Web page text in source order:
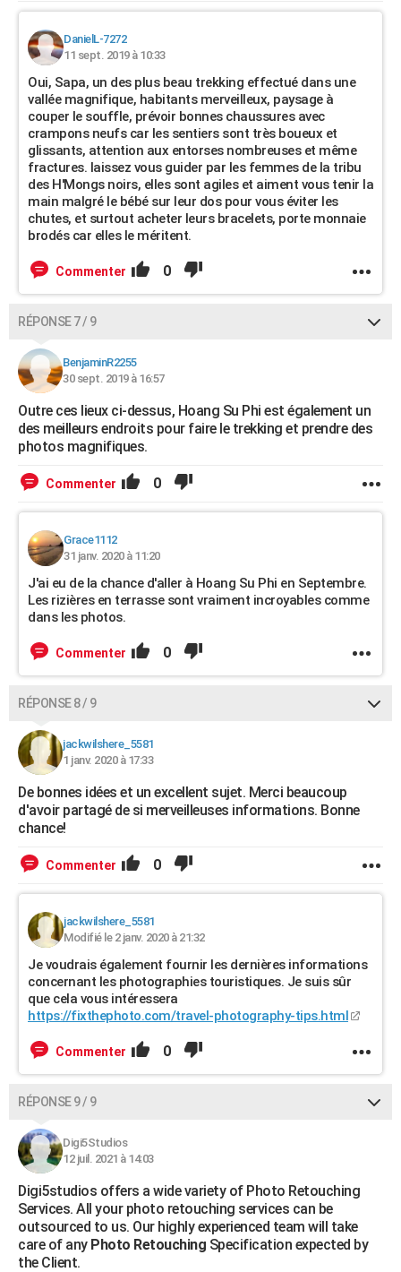
DanielL-7272
11 sept. 2019 à 10:33
Oui, Sapa, un des plus beau trekking effectué dans une
vallée magnifique, habitants merveilleux, paysage à
couper le souffle, prévoir bonnes chaussures avec
crampons neufs car les sentiers sont très boueux et
glissants, attention aux entorses nombreuses et même
fractures. laissez vous guider par les femmes de la tribu
des H'Mongs noirs, elles sont agiles et aiment vous tenir la
main malgré le bébé sur leur dos pour vous éviter les
chutes, et surtout acheter leurs bracelets, porte monnaie
brodés car elles le méritent.
Commenter 0
RÉPONSE 7 / 9
BenjaminR2255
30 sept. 2019 à 16:57
Outre ces lieux ci-dessus, Hoang Su Phi est également un
des meilleurs endroits pour faire le trekking et prendre des
photos magnifiques.
Commenter 0
Grace1112
31 janv. 2020 à 11:20
J'ai eu de la chance d'aller à Hoang Su Phi en Septembre.
Les rizières en terrasse sont vraiment incroyables comme
dans les photos.
Commenter 0
RÉPONSE 8 / 9
jackwilshere_5581
1 janv. 2020 à 17:33
De bonnes idées et un excellent sujet. Merci beaucoup
d'avoir partagé de si merveilleuses informations. Bonne
chance!
Commenter 0
jackwilshere_5581
Modifié le 2 janv. 2020 à 21:32
Je voudrais également fournir les dernières informations
concernant les photographies touristiques. Je suis sûr
que cela vous intéressera
https://fixthephoto.com/travel-photography-tips.html
Commenter 0
RÉPONSE 9 / 9
Digi5Studios
12 juil. 2021 à 14:03
Digi5studios offers a wide variety of Photo Retouching
Services. All your photo retouching services can be
outsourced to us. Our highly experienced team will take
care of any Photo Retouching Specification expected by
the Client.